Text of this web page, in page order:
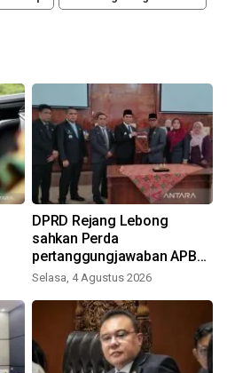
DPRD Rejang Lebong
sahkan Perda
pertanggungjawaban APBD
2025
Selasa, 4 Agustus 2026